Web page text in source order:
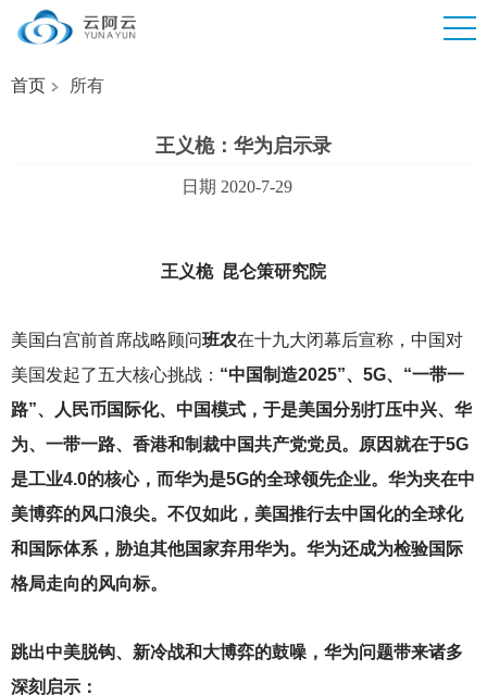
首页 所有
王义桅：华为启示录
日期 2020-7-29
王义桅 昆仑策研究院
美国白宫前首席战略顾问班农在十九大闭幕后宣称，中国对
美国发起了五大核心挑战： “中国制造2025”、5G、“一带一
路”、人民币国际化、中国模式，于是美国分别打压中兴、华
为、一带一路、香港和制裁中国共产党党员。原因就在于5G
是工业4.0的核心，而华为是5G的全球领先企业。华为夹在中
美博弈的风口浪尖。不仅如此，美国推行去中国化的全球化
和国际体系，胁迫其他国家弃用华为。华为还成为检验国际
格局走向的风向标。
跳出中美脱钩、新冷战和大博弈的鼓噪，华为问题带来诸多
深刻启示：